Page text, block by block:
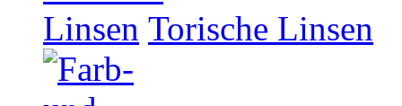
Torische Linsen